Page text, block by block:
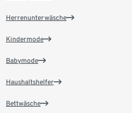
Herrenunterwäsche
Kindermode
Babymode
Haushaltshelfer
Bettwäsche